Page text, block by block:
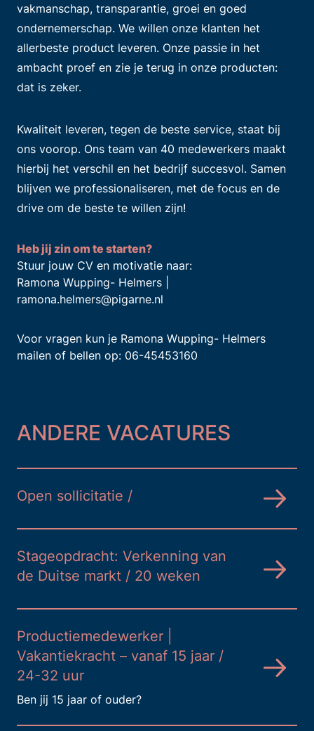
vakmanschap, transparantie, groei en goed
ondernemerschap. We willen onze klanten het
allerbeste product leveren. Onze passie in het
ambacht proef en zie je terug in onze producten:
dat is zeker.
Kwaliteit leveren, tegen de beste service, staat bij
ons voorop. Ons team van 40 medewerkers maakt
hierbij het verschil en het bedrijf succesvol. Samen
blijven we professionaliseren, met de focus en de
drive om de beste te willen zijn!
Heb jij zin om te starten?
Stuur jouw CV en motivatie naar:
Ramona Wupping- Helmers |
ramona.helmers@pigarne.nl
Voor vragen kun je Ramona Wupping- Helmers
mailen of bellen op: 06-45453160
ANDERE VACATURES
Open sollicitatie /
Stageopdracht: Verkenning van
de Duitse markt / 20 weken
Productiemedewerker |
Vakantiekracht – vanaf 15 jaar /
24-32 uur
Ben jij 15 jaar of ouder?